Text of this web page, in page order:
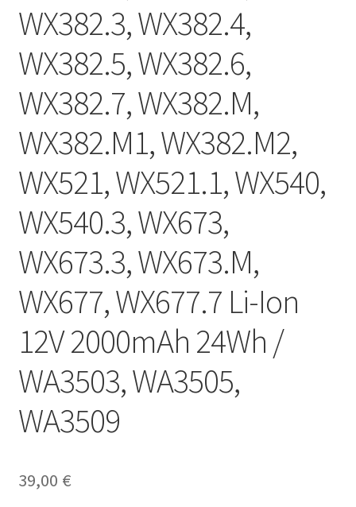
WX382.3, WX382.4,
WX382.5, WX382.6,
WX382.7, WX382.M,
WX382.M1, WX382.M2,
WX521, WX521.1, WX540,
WX540.3, WX673,
WX673.3, WX673.M,
WX677, WX677.7 Li-Ion
12V 2000mAh 24Wh /
WA3503, WA3505,
WA3509
39,00 €